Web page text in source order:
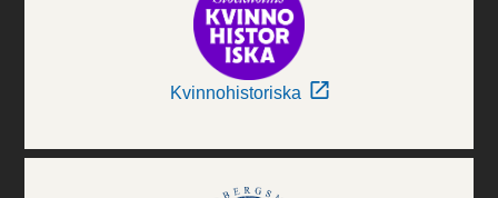
Kvinnohistoriska